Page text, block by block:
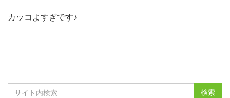
カッコよすぎです♪